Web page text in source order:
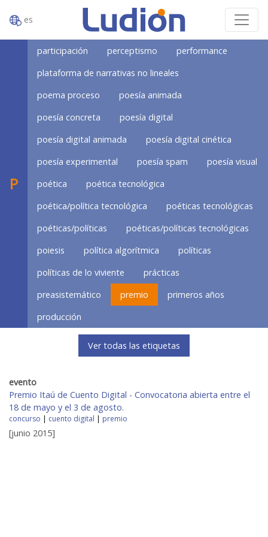
es
P
participación perceptismo
performance
plataforma de narrativas no lineales
poema proceso
poesía animada
poesía concreta
poesía digital
poesía digital animada
poesía digital cinética
poesía experimental
poesía spam
poesía visual
poética
poética tecnológica
poética/política tecnológica
poéticas tecnológicas
poéticas/políticas
poéticas/políticas tecnológicas
poiesis
política algorítmica
políticas
políticas de lo viviente
prácticas
preasistemático
premio
primeros años
producción
Ver todas las etiquetas
evento
Premio Itaú de Cuento Digital - Convocatoria abierta entre el
18 de mayo y el 3 de agosto.
concurso | cuento digital | premio
[junio 2015]